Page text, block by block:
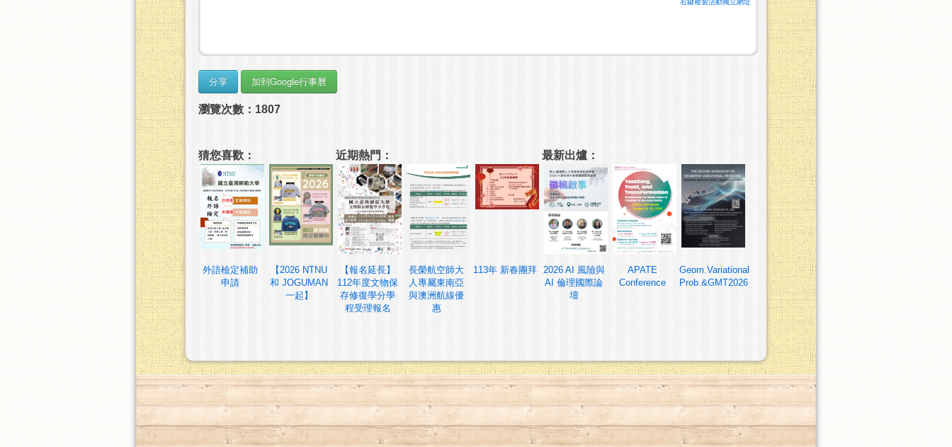
右鍵複製活動獨立網址
瀏覽次數：1807
猜您喜歡：
外語檢定補助
申請
【2026 NTNU
和 JOGUMAN
一起】
近期熱門：
【報名延長】
112年度文物保
存修復學分學
程受理報名
長榮航空師大
人專屬東南亞
與澳洲航線優
惠
113年 新春團拜
最新出爐：
2026 AI 風險與
AI 倫理國際論
壇
APATE
Conference
Geom.Variational
Prob.&GMT2026